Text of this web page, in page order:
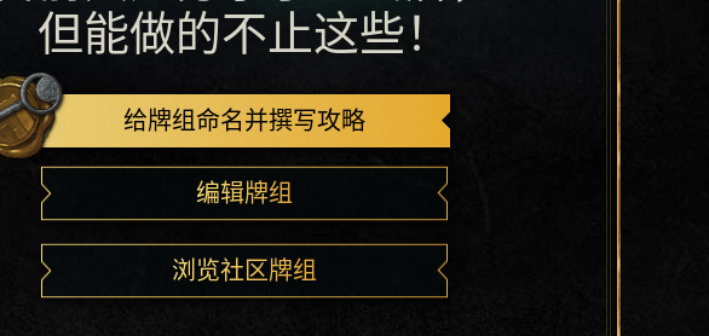
但能做的不止这些！
给牌组命名并撰写攻略
编辑牌组
浏览社区牌组